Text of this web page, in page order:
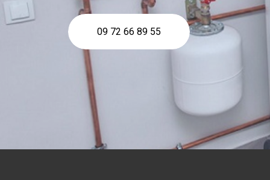
09 72 66 89 55